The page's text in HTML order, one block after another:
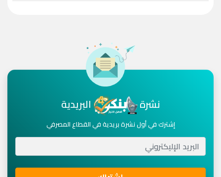
نشرة البريدية
إشترك في أول نشرة بريدية في القطاع المصرفي